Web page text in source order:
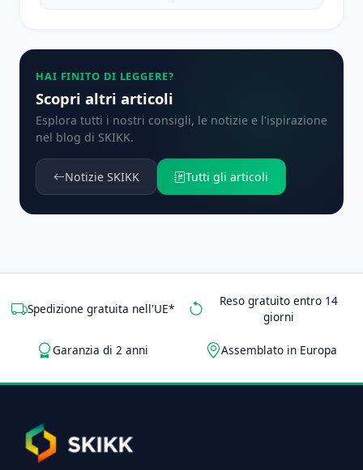
HAI FINITO DI LEGGERE?
Scopri altri articoli
Esplora tutti i nostri consigli, le notizie e l'ispirazione
nel blog di SKIKK.
Notizie SKIKK Tutti gli articoli
Spedizione gratuita nell'UE*
Reso gratuito entro 14
giorni
Garanzia di 2 anni Assemblato in Europa